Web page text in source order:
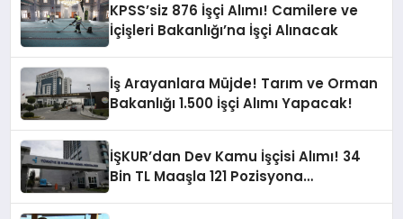
KPSS’siz 876 İşçi Alımı! Camilere ve
İçişleri Bakanlığı’na İşçi Alınacak
İş Arayanlara Müjde! Tarım ve Orman
Bakanlığı 1.500 İşçi Alımı Yapacak!
İŞKUR’dan Dev Kamu İşçisi Alımı! 34
Bin TL Maaşla 121 Pozisyona